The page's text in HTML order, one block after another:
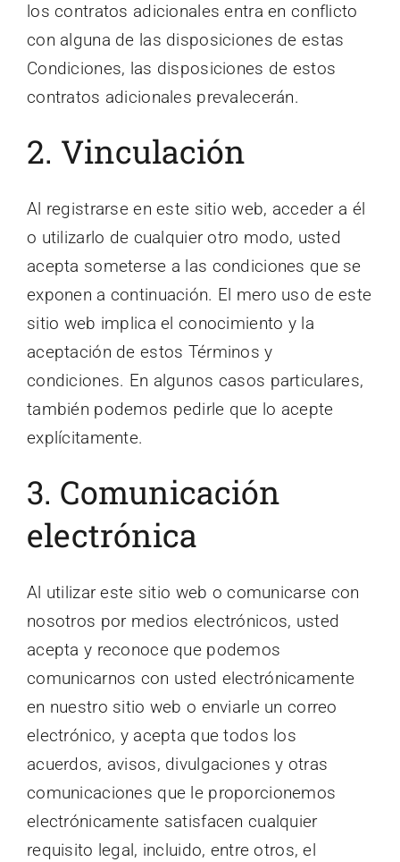
los contratos adicionales entra en conflicto
con alguna de las disposiciones de estas
Condiciones, las disposiciones de estos
contratos adicionales prevalecerán.
2. Vinculación
Al registrarse en este sitio web, acceder a él
o utilizarlo de cualquier otro modo, usted
acepta someterse a las condiciones que se
exponen a continuación. El mero uso de este
sitio web implica el conocimiento y la
aceptación de estos Términos y
condiciones. En algunos casos particulares,
también podemos pedirle que lo acepte
explícitamente.
3. Comunicación
electrónica
Al utilizar este sitio web o comunicarse con
nosotros por medios electrónicos, usted
acepta y reconoce que podemos
comunicarnos con usted electrónicamente
en nuestro sitio web o enviarle un correo
electrónico, y acepta que todos los
acuerdos, avisos, divulgaciones y otras
comunicaciones que le proporcionemos
electrónicamente satisfacen cualquier
requisito legal, incluido, entre otros, el